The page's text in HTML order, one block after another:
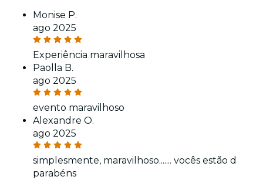
Monise P.
ago 2025
Experiência maravilhosa
Paolla B.
ago 2025
evento maravilhoso
Alexandre O.
ago 2025
simplesmente, maravilhoso....... vocês estão d
parabéns